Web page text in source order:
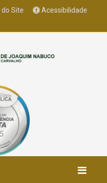
do Site
Acessibilidade